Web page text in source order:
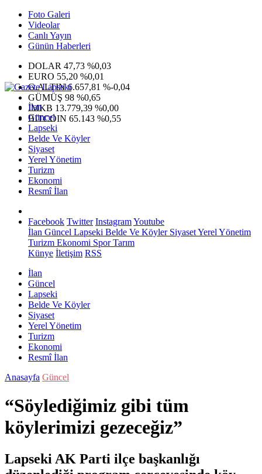
Foto Galeri
Videolar
Canlı Yayın
Günün Haberleri
DOLAR 47,73 %0,03
EURO 55,20 %0,01
G.ALTIN6.657,81 %-0,04
GÜMÜŞ 98 %0,65
IMKB 13.779,39 %0,00
BITCOIN 65.143 %0,55
İlan
Güncel
Lapseki
Belde Ve Köyler
Siyaset
Yerel Yönetim
Turizm
Ekonomi
Resmî İlan
Facebook Twitter InstagramYoutube
İlan Güncel Lapseki Belde Ve KöylerSiyasetYerel Yönetim
Turizm Ekonomi SporTarım
Künye İletişim RSS
İlan
Güncel
Lapseki
Belde Ve Köyler
Siyaset
Yerel Yönetim
Turizm
Ekonomi
Resmî İlan
Anasayfa Güncel
“Söylediğimiz gibi tüm
köylerimizi gezeceğiz”
Lapseki AK Parti ilçe başkanlığı